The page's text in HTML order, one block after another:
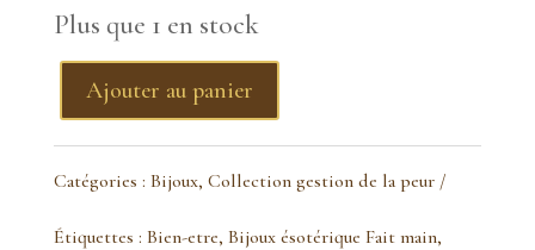
Plus que 1 en stock
quantité
de
Pendentif
Ajouter au panier
Catégories : Bijoux, Collection gestion de la peur
Étiquettes : Bien-etre, Bijoux ésotérique Fait main,